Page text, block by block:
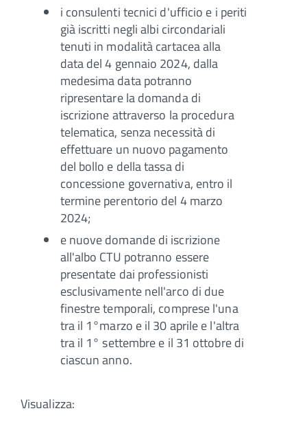
i consulenti tecnici d'ufficio e i periti
già iscritti negli albi circondariali
tenuti in modalità cartacea alla
data del 4 gennaio 2024, dalla
medesima data potranno
ripresentare la domanda di
iscrizione attraverso la procedura
telematica, senza necessità di
effettuare un nuovo pagamento
del bollo e della tassa di
concessione governativa, entro il
termine perentorio del 4 marzo
2024;
e nuove domande di iscrizione
all'albo CTU potranno essere
presentate dai professionisti
esclusivamente nell'arco di due
finestre temporali, comprese l'una
tra il 1°marzo e il 30 aprile e l'altra
tra il 1° settembre e il 31 ottobre di
ciascun anno.
Visualizza: